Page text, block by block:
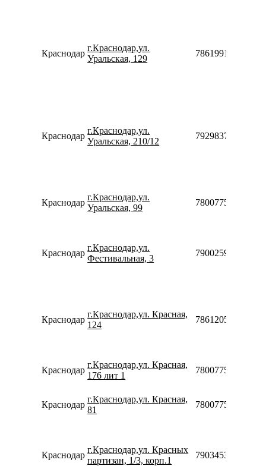
Краснодар
г.Краснодар,ул.
Уральская, 129
78619911009
Краснодар
г.Краснодар,ул.
Уральская, 210/12
79298377491
Краснодар
г.Краснодар,ул.
Уральская, 99
78007753553
Краснодар
г.Краснодар,ул.
Фестивальная, 3
79002599031
Краснодар
г.Краснодар,ул. Красная,
124
78612050210
Краснодар
г.Краснодар,ул. Красная,
176 лит 1
78007753553
Краснодар
г.Краснодар,ул. Красная,
81
78007753553
Краснодар
г.Краснодар,ул. Красных
партизан, 1/3, корп.1
79034533850